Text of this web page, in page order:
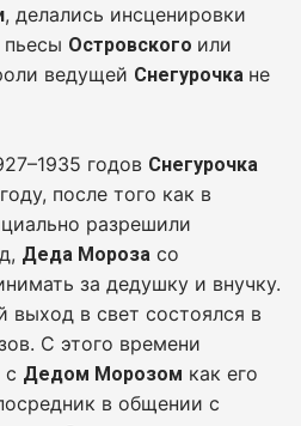
, делались инсценировки
пьесы Островского или
ведущей Снегурочка не
годов Снегурочка
после того как в
разрешили
Деда Мороза со
за дедушку и внучку.
в свет состоялся в
С этого времени
с Дедом Морозом как его
в общении с